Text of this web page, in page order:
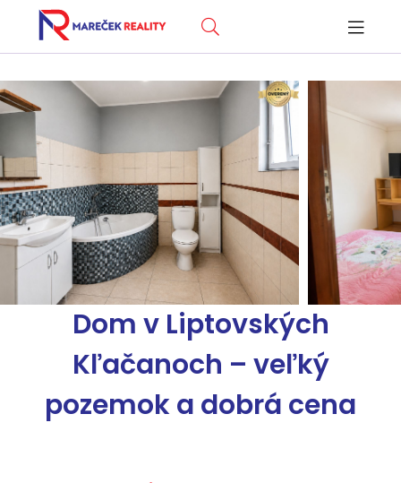
Dom v Liptovských
Kľačanoch – veľký
pozemok a dobrá cena